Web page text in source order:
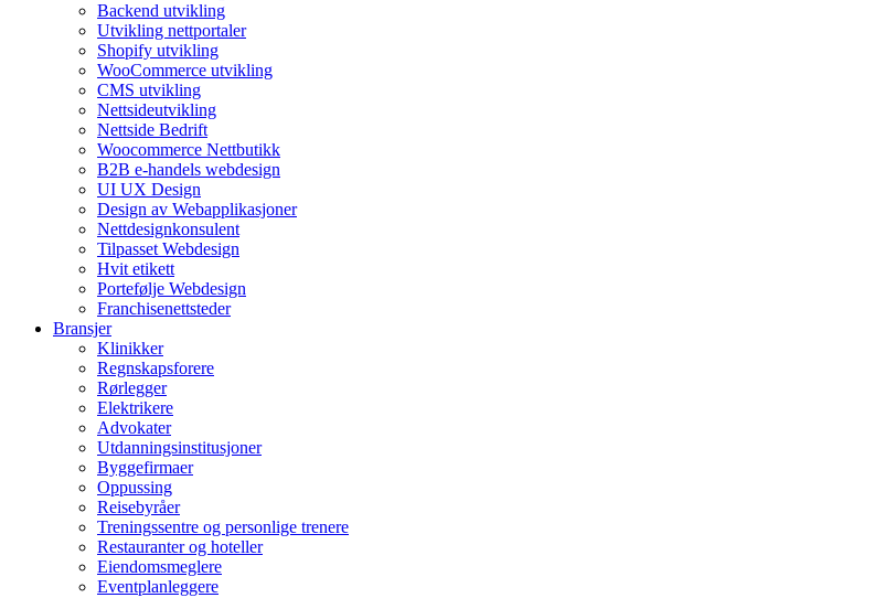
Backend utvikling
Utvikling nettportaler
Shopify utvikling
WooCommerce utvikling
CMS utvikling
Nettsideutvikling
Nettside Bedrift
Woocommerce Nettbutikk
B2B e-handels webdesign
UI UX Design
Design av Webapplikasjoner
Nettdesignkonsulent
Tilpasset Webdesign
Hvit etikett
Portefølje Webdesign
Franchisenettsteder
Bransjer
Klinikker
Regnskapsforere
Rørlegger
Elektrikere
Advokater
Utdanningsinstitusjoner
Byggefirmaer
Oppussing
Reisebyråer
Treningssentre og personlige trenere
Restauranter og hoteller
Eiendomsmeglere
Eventplanleggere